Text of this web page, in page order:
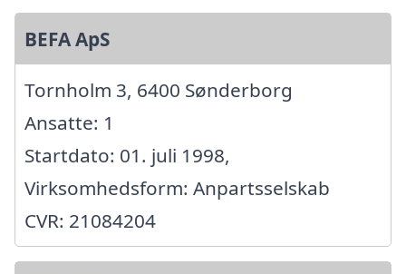
BEFA ApS
Tornholm 3, 6400 Sønderborg
Ansatte: 1
Startdato: 01. juli 1998,
Virksomhedsform: Anpartsselskab
CVR: 21084204